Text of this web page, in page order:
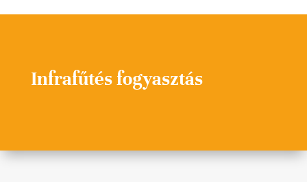
Infrafűtés fogyasztás